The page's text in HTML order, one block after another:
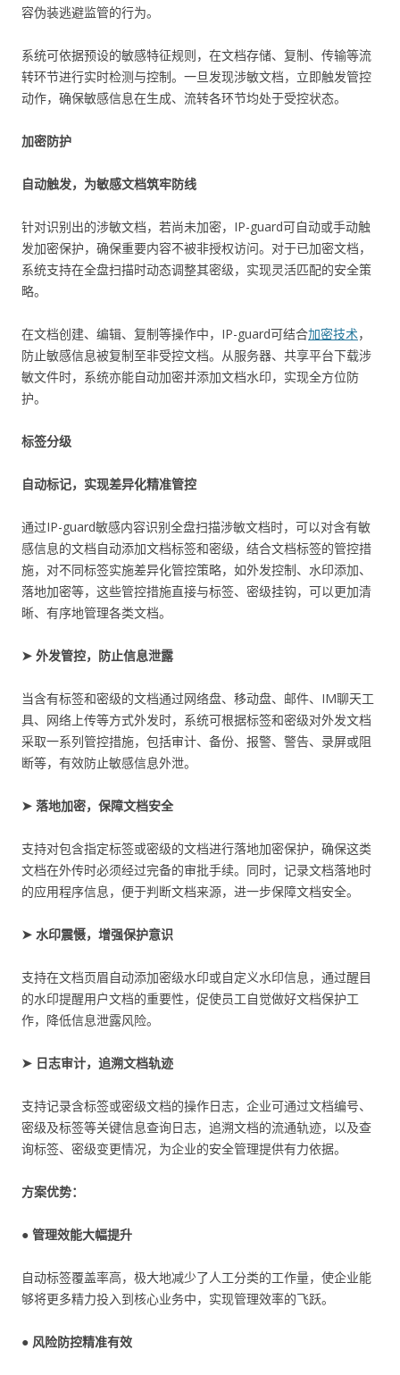
容伪装逃避监管的行为。
系统可依据预设的敏感特征规则，在文档存储、复制、传输等流
转环节进行实时检测与控制。一旦发现涉敏文档，立即触发管控
动作，确保敏感信息在生成、流转各环节均处于受控状态。
加密防护
自动触发，为敏感文档筑牢防线
针对识别出的涉敏文档，若尚未加密，IP-guard可自动或手动触
发加密保护，确保重要内容不被非授权访问。对于已加密文档，
系统支持在全盘扫描时动态调整其密级，实现灵活匹配的安全策
略。
在文档创建、编辑、复制等操作中，IP-guard可结合加密技术，
防止敏感信息被复制至非受控文档。从服务器、共享平台下载涉
敏文件时，系统亦能自动加密并添加文档水印，实现全方位防
护。
标签分级
自动标记，实现差异化精准管控
通过IP-guard敏感内容识别全盘扫描涉敏文档时，可以对含有敏
感信息的文档自动添加文档标签和密级，结合文档标签的管控措
施，对不同标签实施差异化管控策略，如外发控制、水印添加、
落地加密等，这些管控措施直接与标签、密级挂钩，可以更加清
晰、有序地管理各类文档。
➤ 外发管控，防止信息泄露
当含有标签和密级的文档通过网络盘、移动盘、邮件、IM聊天工
具、网络上传等方式外发时，系统可根据标签和密级对外发文档
采取一系列管控措施，包括审计、备份、报警、警告、录屏或阻
断等，有效防止敏感信息外泄。
➤ 落地加密，保障文档安全
支持对包含指定标签或密级的文档进行落地加密保护，确保这类
文档在外传时必须经过完备的审批手续。同时，记录文档落地时
的应用程序信息，便于判断文档来源，进一步保障文档安全。
➤ 水印震慑，增强保护意识
支持在文档页眉自动添加密级水印或自定义水印信息，通过醒目
的水印提醒用户文档的重要性，促使员工自觉做好文档保护工
作，降低信息泄露风险。
➤ 日志审计，追溯文档轨迹
支持记录含标签或密级文档的操作日志，企业可通过文档编号、
密级及标签等关键信息查询日志，追溯文档的流通轨迹，以及查
询标签、密级变更情况，为企业的安全管理提供有力依据。
方案优势：
● 管理效能大幅提升
自动标签覆盖率高，极大地减少了人工分类的工作量，使企业能
够将更多精力投入到核心业务中，实现管理效率的飞跃。
● 风险防控精准有效